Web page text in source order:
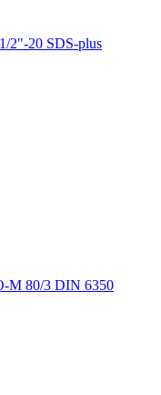
2"-20 SDS-plus
M 80/3 DIN 6350